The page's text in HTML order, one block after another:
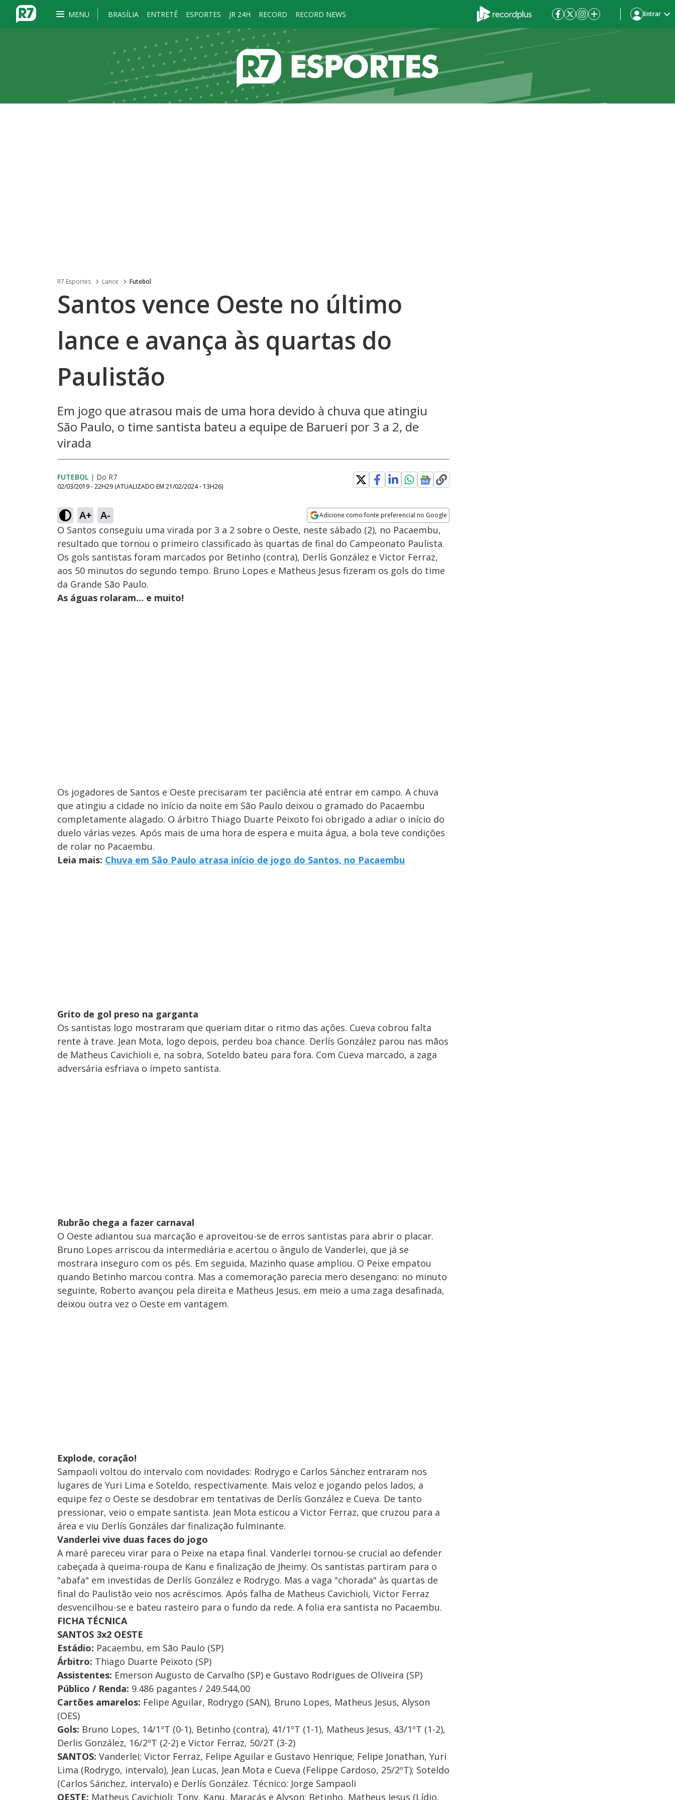
MENU BRASÍLIA ENTRETÊ ESPORTES JR 24H RECORD RECORD NEWS Entrar
R7 Esportes Lance Futebol
Santos vence Oeste no último
lance e avança às quartas do
Paulistão
Em jogo que atrasou mais de uma hora devido à chuva que atingiu
São Paulo, o time santista bateu a equipe de Barueri por 3 a 2, de
virada
FUTEBOL | Do R7
02/03/2019 - 22H29 (ATUALIZADO EM 21/02/2024 - 13H26)
A+ A- Adicione como fonte preferencial no Google
Opens in new window
O Santos conseguiu uma virada por 3 a 2 sobre o Oeste, neste sábado (2), no Pacaembu,
resultado que tornou o primeiro classificado às quartas de final do Campeonato Paulista.
Os gols santistas foram marcados por Betinho (contra), Derlís González e Victor Ferraz,
aos 50 minutos do segundo tempo. Bruno Lopes e Matheus Jesus fizeram os gols do time
da Grande São Paulo.
As águas rolaram... e muito!
Os jogadores de Santos e Oeste precisaram ter paciência até entrar em campo. A chuva
que atingiu a cidade no início da noite em São Paulo deixou o gramado do Pacaembu
completamente alagado. O árbitro Thiago Duarte Peixoto foi obrigado a adiar o início do
duelo várias vezes. Após mais de uma hora de espera e muita água, a bola teve condições
de rolar no Pacaembu.
Leia mais: Chuva em São Paulo atrasa início de jogo do Santos, no Pacaembu
Grito de gol preso na garganta
Os santistas logo mostraram que queriam ditar o ritmo das ações. Cueva cobrou falta
rente à trave. Jean Mota, logo depois, perdeu boa chance. Derlís González parou nas mãos
de Matheus Cavichioli e, na sobra, Soteldo bateu para fora. Com Cueva marcado, a zaga
adversária esfriava o ímpeto santista.
Rubrão chega a fazer carnaval
O Oeste adiantou sua marcação e aproveitou-se de erros santistas para abrir o placar.
Bruno Lopes arriscou da intermediária e acertou o ângulo de Vanderlei, que já se
mostrara inseguro com os pés. Em seguida, Mazinho quase ampliou. O Peixe empatou
quando Betinho marcou contra. Mas a comemoração parecia mero desengano: no minuto
seguinte, Roberto avançou pela direita e Matheus Jesus, em meio a uma zaga desafinada,
deixou outra vez o Oeste em vantagem.
Explode, coração!
Sampaoli voltou do intervalo com novidades: Rodrygo e Carlos Sánchez entraram nos
lugares de Yuri Lima e Soteldo, respectivamente. Mais veloz e jogando pelos lados, a
equipe fez o Oeste se desdobrar em tentativas de Derlís González e Cueva. De tanto
pressionar, veio o empate santista. Jean Mota esticou a Victor Ferraz, que cruzou para a
área e viu Derlís Gonzáles dar finalização fulminante.
Vanderlei vive duas faces do jogo
A maré pareceu virar para o Peixe na etapa final. Vanderlei tornou-se crucial ao defender
cabeçada à queima-roupa de Kanu e finalização de Jheimy. Os santistas partiram para o
"abafa" em investidas de Derlís González e Rodrygo. Mas a vaga "chorada" às quartas de
final do Paulistão veio nos acréscimos. Após falha de Matheus Cavichioli, Victor Ferraz
desvencilhou-se e bateu rasteiro para o fundo da rede. A folia era santista no Pacaembu.
FICHA TÉCNICA
SANTOS 3x2 OESTE
Estádio: Pacaembu, em São Paulo (SP)
Árbitro: Thiago Duarte Peixoto (SP)
Assistentes: Emerson Augusto de Carvalho (SP) e Gustavo Rodrigues de Oliveira (SP)
Público / Renda: 9.486 pagantes / 249.544,00
Cartões amarelos: Felipe Aguilar, Rodrygo (SAN), Bruno Lopes, Matheus Jesus, Alyson
(OES)
Gols: Bruno Lopes, 14/1ºT (0-1), Betinho (contra), 41/1ºT (1-1), Matheus Jesus, 43/1ºT (1-2),
Derlis González, 16/2ºT (2-2) e Victor Ferraz, 50/2T (3-2)
SANTOS: Vanderlei; Victor Ferraz, Felipe Aguilar e Gustavo Henrique; Felipe Jonathan, Yuri
Lima (Rodrygo, intervalo), Jean Lucas, Jean Mota e Cueva (Felippe Cardoso, 25/2ºT); Soteldo
(Carlos Sánchez, intervalo) e Derlís González. Técnico: Jorge Sampaoli
OESTE: Matheus Cavichioli; Tony, Kanu, Maracás e Alyson; Betinho, Matheus Jesus (Lídio,